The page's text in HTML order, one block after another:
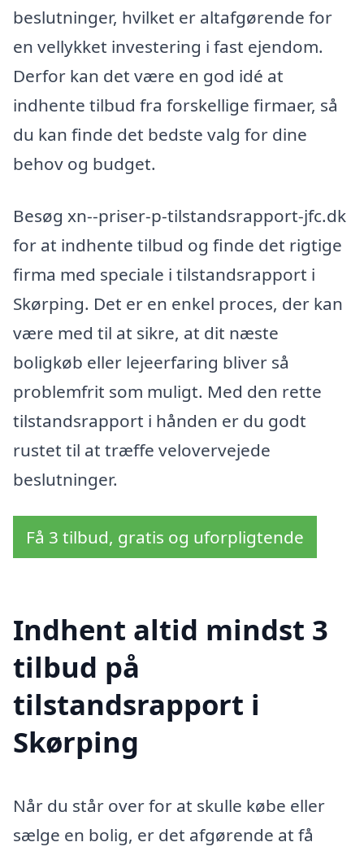
beslutninger, hvilket er altafgørende for
en vellykket investering i fast ejendom.
Derfor kan det være en god idé at
indhente tilbud fra forskellige firmaer, så
du kan finde det bedste valg for dine
behov og budget.
Besøg xn--priser-p-tilstandsrapport-jfc.dk
for at indhente tilbud og finde det rigtige
firma med speciale i tilstandsrapport i
Skørping. Det er en enkel proces, der kan
være med til at sikre, at dit næste
boligkøb eller lejeerfaring bliver så
problemfrit som muligt. Med den rette
tilstandsrapport i hånden er du godt
rustet til at træffe velovervejede
beslutninger.
Få 3 tilbud, gratis og uforpligtende
Indhent altid mindst 3
tilbud på
tilstandsrapport i
Skørping
Når du står over for at skulle købe eller
sælge en bolig, er det afgørende at få